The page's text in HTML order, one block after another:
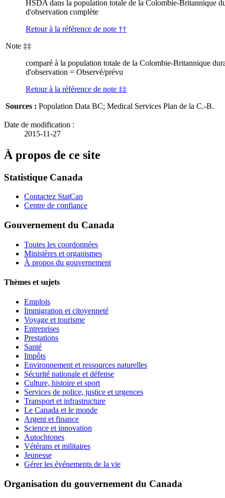
HSDA dans la population totale de la Colombie-Britannique
d'observation complète
Retour à la référence de note ††
Note ‡‡
comparé à la population totale de la Colombie-Britannique
d'observation = Observé/prévu
Retour à la référence de note ‡‡
Sources : Population Data BC; Medical Services Plan de la C.-B.
Date de modification :
2015-11-27
À propos de ce site
Statistique Canada
Contactez StatCan
Centre de confiance
Gouvernement du Canada
Toutes les coordonnées
Ministères et organismes
À propos du gouvernement
Thèmes et sujets
Emplois
Immigration et citoyenneté
Voyage et tourisme
Entreprises
Prestations
Santé
Impôts
Environnement et ressources naturelles
Sécurité nationale et défense
Culture, histoire et sport
Services de police, justice et urgences
Transport et infrastructure
Le Canada et le monde
Argent et finance
Science et innovation
Autochtones
Vétérans et militaires
Jeunesse
Gérer les événements de la vie
Organisation du gouvernement du Canada